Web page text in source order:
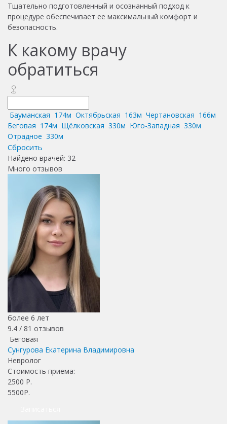
Тщательно подготовленный и осознанный подход к
процедуре обеспечивает ее максимальный комфорт и
безопасность.
К какому врачу
обратиться
Бауманская 174м Октябрьская 163м Чертановская 166м
Беговая 174м Щёлковская 330м Юго-Западная 330м
Отрадное 330м
Сбросить
Найдено врачей: 32
Много отзывов
более 6 лет
9.4 / 81 отзывов
Беговая
Сунгурова Екатерина Владимировна
Невролог
Стоимость приема:
2500 Р.
5500Р.